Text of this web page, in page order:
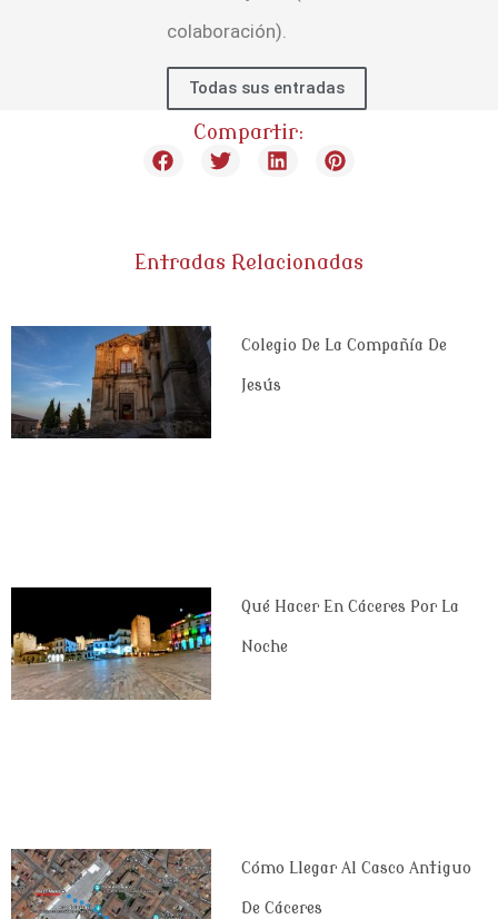
colaboración).
Todas sus entradas
Compartir:
Entradas Relacionadas
Colegio De La Compañía De
Jesús
Qué Hacer En Cáceres Por La
Noche
Cómo Llegar Al Casco Antiguo
De Cáceres